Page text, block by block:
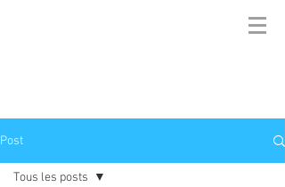
Post
Tous les posts